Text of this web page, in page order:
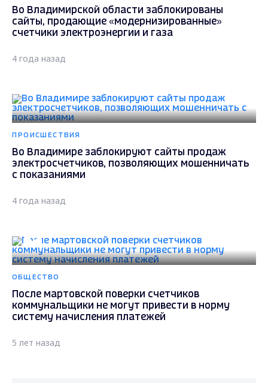
Во Владимирской области заблокированы
сайты, продающие «модернизированные»
счетчики электроэнергии и газа
4 года назад
ПРОИСШЕСТВИЯ
Во Владимире заблокируют сайты продаж
электросчетчиков, позволяющих мошенничать
с показаниями
4 года назад
ОБЩЕСТВО
После мартовской поверки счетчиков
коммунальщики не могут привести в норму
систему начисления платежей
5 лет назад